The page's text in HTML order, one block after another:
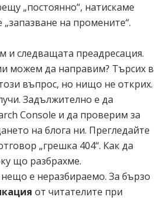
„постоянно“, натискаме
„запазване на промените“.
следващата преадресация.
можем да направим? Търсих в
въпрос, но нищо не открих.
Задължително е да
Console и да проверим за
на блога ни. Прегледайте
„грешка 404“. Как да
що разбрахме.
е неразбираемо. За бързо
от читателите при